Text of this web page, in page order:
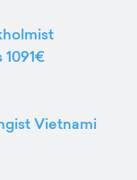
Vietnami